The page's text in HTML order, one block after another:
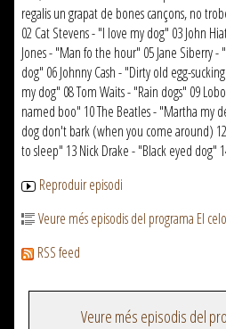
regalis un grapat de bones cançons, no
02 Cat Stevens - "I love my dog" 03 John
Jones - "Man fo the hour" 05 Jane Siberry
dog" 06 Johnny Cash - "Dirty old egg-
my dog" 08 Tom Waits - "Rain dogs" 09
named boo" 10 The Beatles - "Martha my
dog don't bark (when you come around)
to sleep" 13 Nick Drake - "Black eyed dog"
Reproduir episodi
Veure més episodis del programa El
RSS feed
Veure més episodis del